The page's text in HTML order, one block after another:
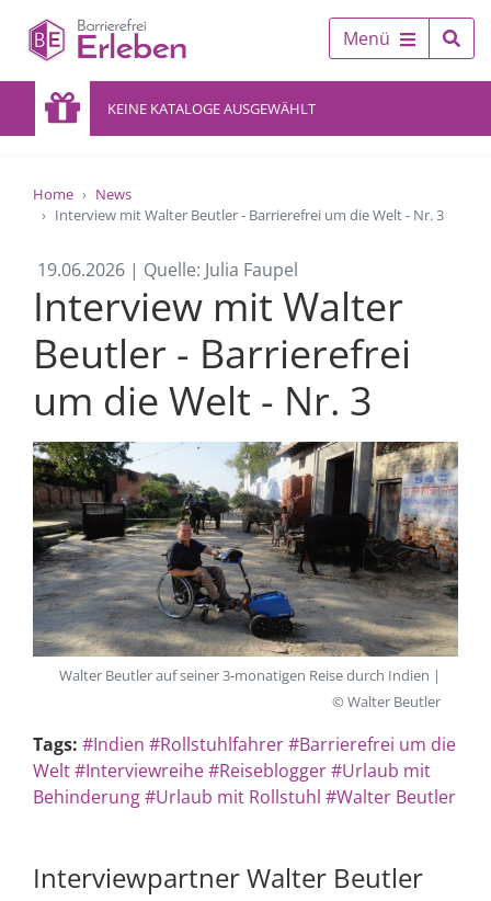
Menü
KEINE KATALOGE AUSGEWÄHLT
Home
News
Interview mit Walter Beutler - Barrierefrei um die Welt - Nr. 3
19.06.2026 | Quelle: Julia Faupel
Interview mit Walter
Beutler - Barrierefrei
um die Welt - Nr. 3
Walter Beutler auf seiner 3-monatigen Reise durch Indien |
© Walter Beutler
Tags: #Indien #Rollstuhlfahrer#Barrierefrei um die
Welt#Interviewreihe#Reiseblogger#Urlaub mit
Behinderung#Urlaub mit Rollstuhl #Walter Beutler
Interviewpartner Walter Beutler